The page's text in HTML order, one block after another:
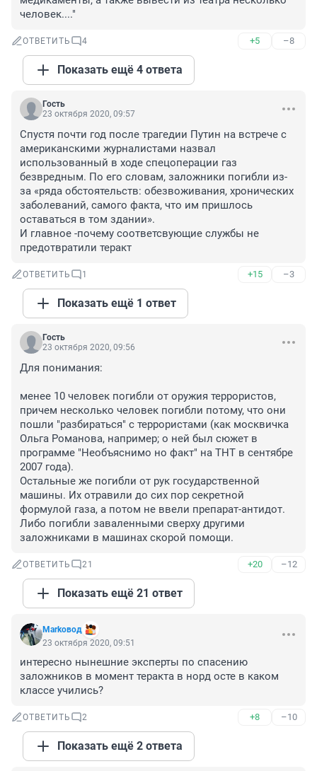
человек...."
ОТВЕТИТЬ 4 +5 –8
Показать ещё 4 ответа
Гость
23 октября 2020, 09:57
Спустя почти год после трагедии Путин на встрече с
американскими журналистами назвал
использованный в ходе спецоперации газ
безвредным. По его словам, заложники погибли из-
за «ряда обстоятельств: обезвоживания, хронических
заболеваний, самого факта, что им пришлось
оставаться в том здании».
И главное -почему соответсвующие службы не
предотвратили теракт
ОТВЕТИТЬ 1 +15 –3
Показать ещё 1 ответ
Гость
23 октября 2020, 09:56
Для понимания:
менее 10 человек погибли от оружия террористов,
причем несколько человек погибли потому, что они
пошли "разбираться" с террористами (как москвичка
Ольга Романова, например; о ней был сюжет в
программе "Необъяснимо но факт" на ТНТ в сентябре
2007 года).
Остальные же погибли от рук государственной
машины. Их отравили до сих пор секретной
формулой газа, а потом не ввели препарат-антидот.
Либо погибли заваленными сверху другими
заложниками в машинах скорой помощи.
ОТВЕТИТЬ 21 +20 –12
Показать ещё 21 ответ
Markoвод
23 октября 2020, 09:51
интересно нынешние эксперты по спасению
заложников в момент теракта в норд осте в каком
классе учились?
ОТВЕТИТЬ 2 +8 –10
Показать ещё 2 ответа